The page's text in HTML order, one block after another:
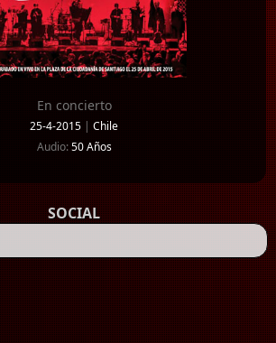
En concierto
25-4-2015 | Chile
Audio:50 Años
SOCIAL